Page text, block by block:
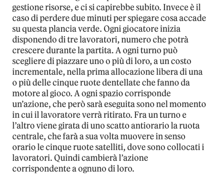
gestione risorse, e ci si capirebbe subito. Invece è il
caso di perdere due minuti per spiegare cosa accade
su questa plancia verde. Ogni giocatore inizia
disponendo di tre lavoratori, numero che potrà
crescere durante la partita. A ogni turno può
scegliere di piazzare uno o più di loro, a un costo
incrementale, nella prima allocazione libera di una
o più delle cinque ruote dentellate che fanno da
motore al gioco. A ogni spazio corrisponde
un’azione, che però sarà eseguita sono nel momento
in cui il lavoratore verrà ritirato. Fra un turno e
l’altro viene girata di uno scatto antiorario la ruota
centrale, che farà a sua volta muovere in senso
orario le cinque ruote satelliti, dove sono collocati i
lavoratori. Quindi cambierà l’azione
corrispondente a ognuno di loro.